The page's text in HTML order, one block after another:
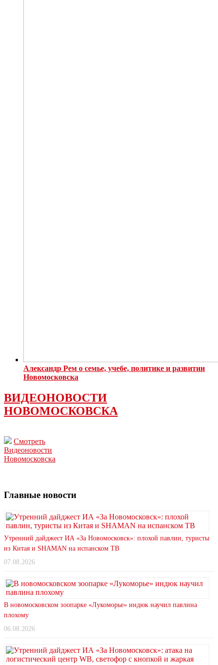
Александр Рем о семье, учебе, политике и развитии
Новомосковска
ВИДЕОНОВОСТИ
НОВОМОСКОВСКА
Смотреть
Видеоновости
Новомосковска
Главные новости
Утренний дайджест ИА «За Новомосковск»: плохой павлин, туристы
из Китая и SHAMAN на испанском ТВ
07.08.2026
В новомосковском зоопарке «Лукоморье» индюк научил павлина
плохому
06.08.2026